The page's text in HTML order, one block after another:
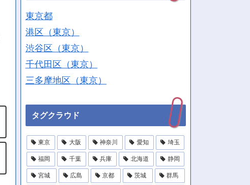
東京都
港区（東京）
渋谷区（東京）
千代田区（東京）
三多摩地区（東京）
タグクラウド
東京 大阪 神奈川 愛知 埼玉
福岡 千葉 兵庫 北海道 静岡
宮城 広島 京都 茨城 群馬